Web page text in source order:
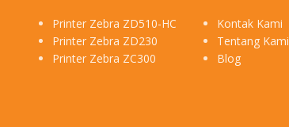
Printer Zebra ZD510-HC
Printer Zebra ZD230
Printer Zebra ZC300
Kontak Kami
Tentang Kami
Blog